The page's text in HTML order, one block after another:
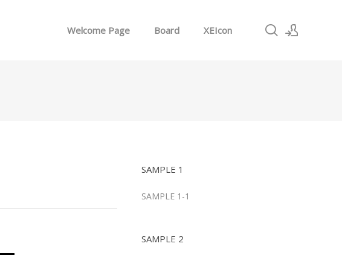
Welcome Page Board XEIcon
SAMPLE 1
SAMPLE 1-1
SAMPLE 2